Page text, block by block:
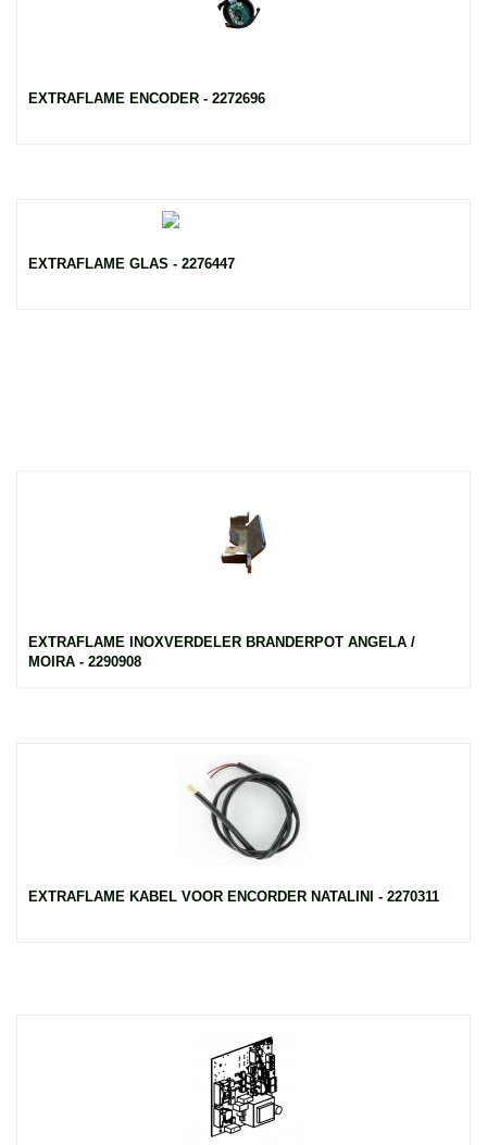
EXTRAFLAME ENCODER - 2272696
EXTRAFLAME GLAS - 2276447
EXTRAFLAME INOXVERDELER BRANDERPOT ANGELA /
MOIRA - 2290908
EXTRAFLAME KABEL VOOR ENCORDER NATALINI - 2270311